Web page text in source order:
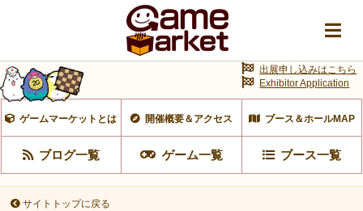
ゲームマーケットとは 開催概要＆アクセス ブース＆ホールMAP
ブログ一覧 ゲーム一覧 ブース一覧
出展申し込みはこちら
Exhibitor Application
サイトトップに戻る